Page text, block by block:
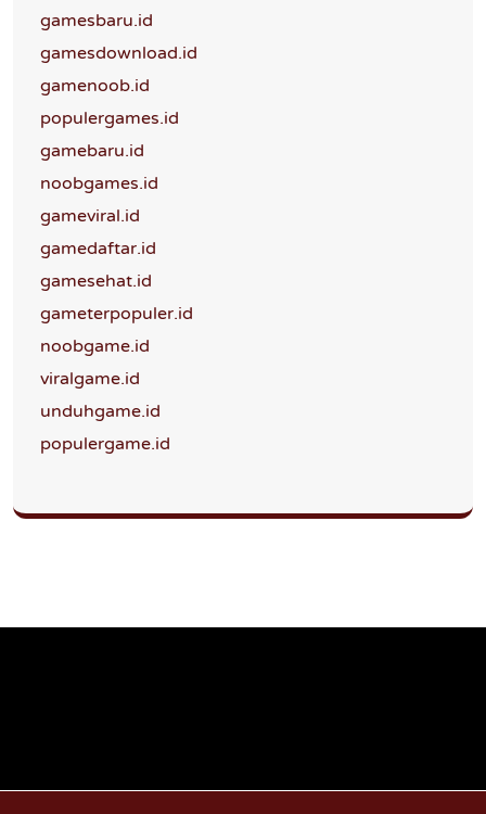
gamesbaru.id
gamesdownload.id
gamenoob.id
populergames.id
gamebaru.id
noobgames.id
gameviral.id
gamedaftar.id
gamesehat.id
gameterpopuler.id
noobgame.id
viralgame.id
unduhgame.id
populergame.id